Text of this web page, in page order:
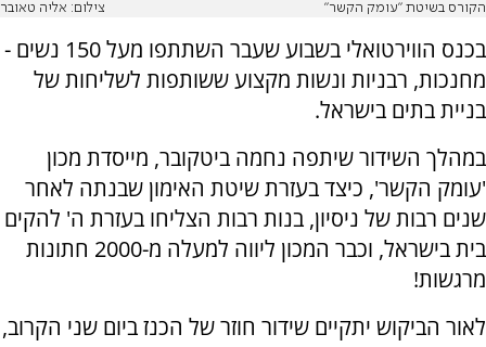
הקורס בשיטת "עומק הקשר" צילום: אליה טאובר
בכנס הווירטואלי בשבוע שעבר השתתפו מעל 150 נשים -
מחנכות, רבניות ונשות מקצוע ששותפות לשליחות של
בניית בתים בישראל.
במהלך השידור שיתפה נחמה ביטקובר, מייסדת מכון
'עומק הקשר', כיצד בעזרת שיטת האימון שבנתה לאחר
שנים רבות של ניסיון, בנות רבות הצליחו בעזרת ה' להקים
בית בישראל, וכבר המכון ליווה למעלה מ-2000 חתונות
מרגשות!
לאור הביקוש יתקיים שידור חוזר של הכנז ביום שני הקרוב,